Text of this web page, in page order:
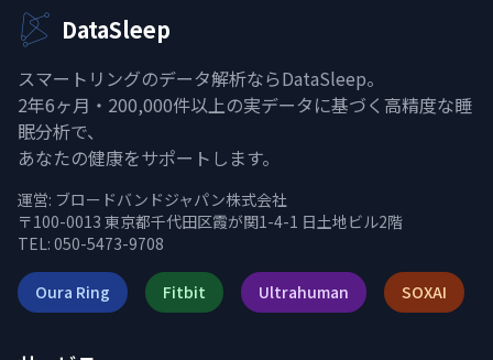
DataSleep
スマートリングのデータ解析ならDataSleep。
2年6ヶ月・200,000件以上の実データに基づく高精度な睡
眠分析で、
あなたの健康をサポートします。
運営: ブロードバンドジャパン株式会社
〒100-0013 東京都千代田区霞が関1-4-1 日土地ビル2階
TEL: 050-5473-9708
Oura Ring Fitbit Ultrahuman SOXAI